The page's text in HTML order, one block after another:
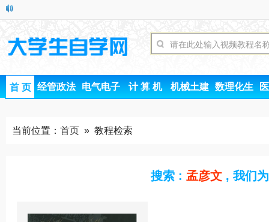
首 页 经管政法 电气电子 计 算 机 机械土建 数理化生
当前位置： 首页 » 教程检索
搜索 : 孟彦文 , 我们